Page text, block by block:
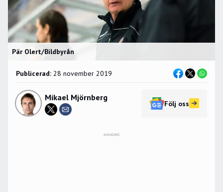
Pär Olert/Bildbyrån
Publicerad: 28 november 2019
Mikael Mjörnberg
Följ oss
ANNONS